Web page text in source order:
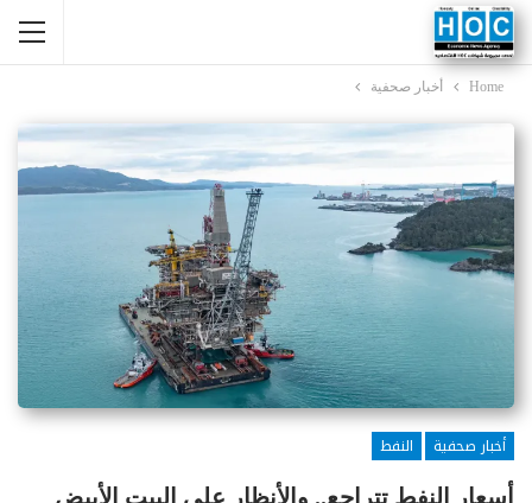
Home أخبار صحفية
أخبار صحفية
النفط
أسعار النفط تتراجع.. والأنظار على البيت الأبيض